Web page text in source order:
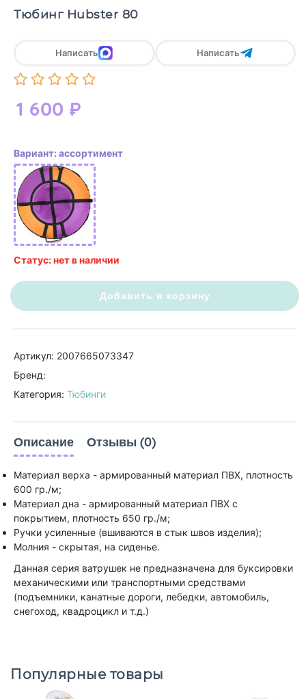
Тюбинг Hubster 80
1 600 ₽
Написать Написать
Вариант: ассортимент
Статус: нет в наличии
Добавить в корзину
Артикул: 2007665073347
Бренд:
Категория: Тюбинги
Описание Отзывы (0)
Материал верха - армированный материал ПВХ, плотность
600 гр./м;
Материал дна - армированный материал ПВХ с
покрытием, плотность 650 гр./м;
Ручки усиленные (вшиваются в стык швов изделия);
Молния - скрытая, на сиденье.
Данная серия ватрушек не предназначена для буксировки
механическими или транспортными средствами
(подъемники, канатные дороги, лебедки, автомобиль,
снегоход, квадроцикл и т.д.)
Популярные товары